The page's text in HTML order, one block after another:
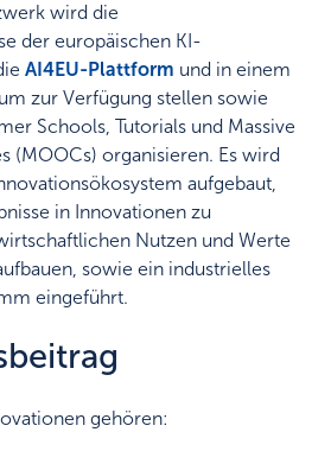
wird die
der europäischen KI-
AI4EU-Plattform und in einem
zur Verfügung stellen sowie
Schools, Tutorials und Massive
(MOOCs) organisieren. Es wird
aufgebaut,
in Innovationen zu
Nutzen und Werte
sowie ein industrielles
eingeführt.
gehören: